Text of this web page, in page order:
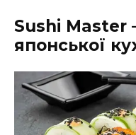
Sushi Master
японської